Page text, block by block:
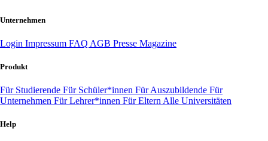
Unternehmen
Login Impressum FAQ AGB Presse Magazine
Produkt
Für Studierende Für Schüler*innen Für Auszubildende Für
Unternehmen Für Lehrer*innen Für Eltern Alle Universitäten
Help